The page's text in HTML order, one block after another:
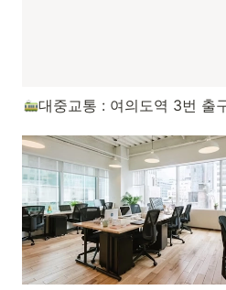
대중교통 : 여의도역 3번 출